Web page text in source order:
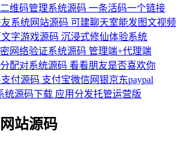
维码管理系统源码 一条活码一个链接
系统网站源码 可建聊天室能发图文视频
字游戏源码 沉浸式修仙体验系统
网络验证系统源码 管理端+代理端
配对系统源码 看看朋友是否喜欢你
付源码 支付宝微信网银京东paypal
统源码下载 应用分发托管运营版
站源码